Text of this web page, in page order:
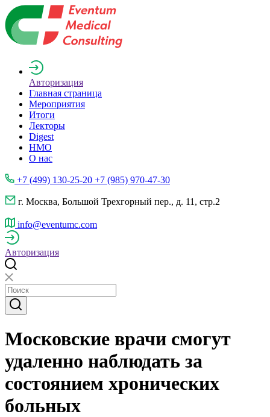
Авторизация
Главная страница
Мероприятия
Итоги
Лекторы
Digest
НМО
О нас
+7 (499) 130-25-20 +7 (985) 970-47-30
г. Москва, Большой Трехгорный пер., д. 11, стр.2
info@eventumc.com
Авторизация
Московские врачи смогут
удаленно наблюдать за
состоянием хронических
больных